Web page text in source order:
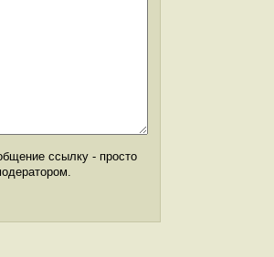
ссылку - просто